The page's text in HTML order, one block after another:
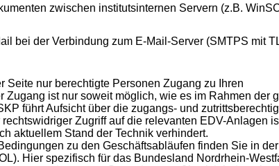
zwischen institutsinternen Servern (z.B.
bei der Verbindung zum E-Mail-Server (SMTPS mit
Seite nur berechtigte Personen Zugang zu Ihren
Zugang ist nur soweit möglich, wie es im Rahmen der
führt Aufsicht über die zugangs- und
Zugriff auf die relevanten EDV-Anlagen
aktuellem Stand der Technik verhindert.
zu den Geschäftsabläufen finden Sie in der
Hier spezifisch für das Bundesland Nordrhein-